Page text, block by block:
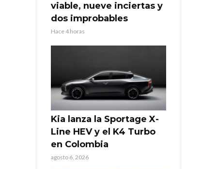
viable, nueve inciertas y
dos improbables
Hace 4 horas
Kia lanza la Sportage X-
Line HEV y el K4 Turbo
en Colombia
agosto 6, 2026